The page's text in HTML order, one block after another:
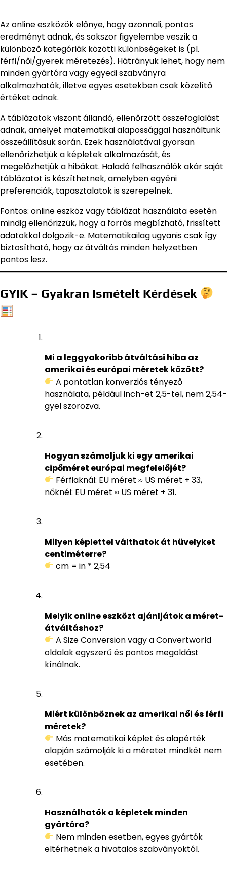
Az online eszközök előnye, hogy azonnali, pontos
eredményt adnak, és sokszor figyelembe veszik a
különböző kategóriák közötti különbségeket is (pl.
férfi/női/gyerek méretezés). Hátrányuk lehet, hogy nem
minden gyártóra vagy egyedi szabványra
alkalmazhatók, illetve egyes esetekben csak közelítő
értéket adnak.
A táblázatok viszont állandó, ellenőrzött összefoglalást
adnak, amelyet matematikai alapossággal használtunk
összeállításuk során. Ezek használatával gyorsan
ellenőrizhetjük a képletek alkalmazását, és
megelőzhetjük a hibákat. Haladó felhasználók akár saját
táblázatot is készíthetnek, amelyben egyéni
preferenciák, tapasztalatok is szerepelnek.
Fontos: online eszköz vagy táblázat használata esetén
mindig ellenőrizzük, hogy a forrás megbízható, frissített
adatokkal dolgozik-e. Matematikailag ugyanis csak így
biztosítható, hogy az átváltás minden helyzetben
pontos lesz.
GYIK – Gyakran Ismételt Kérdések
Mi a leggyakoribb átváltási hiba az
amerikai és európai méretek között?
A pontatlan konverziós tényező
használata, például inch-et 2,5-tel, nem 2,54-
gyel szorozva.
Hogyan számoljuk ki egy amerikai
cipőméret európai megfelelőjét?
Férfiaknál: EU méret ≈ US méret + 33,
nőknél: EU méret ≈ US méret + 31.
Milyen képlettel válthatok át hüvelyket
centiméterre?
cm = in * 2,54
Melyik online eszközt ajánljátok a méret-
átváltáshoz?
A Size Conversion vagy a Convertworld
oldalak egyszerű és pontos megoldást
kínálnak.
Miért különböznek az amerikai női és férfi
méretek?
Más matematikai képlet és alapérték
alapján számolják ki a méretet mindkét nem
esetében.
Használhatók a képletek minden
gyártóra?
Nem minden esetben, egyes gyártók
eltérhetnek a hivatalos szabványoktól.